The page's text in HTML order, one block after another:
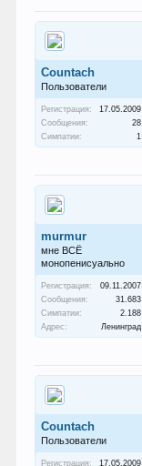
Countach
Пользователи
Регистрация:
17.05.2009
Сообщения:
28
Симпатии:
1
murmur
мне ВСЁ
монопенисуально
Регистрация:
09.11.2007
Сообщения:
31.683
Симпатии:
2.188
Адрес:
Ленинград
Countach
Пользователи
Регистрация:
17.05.2009